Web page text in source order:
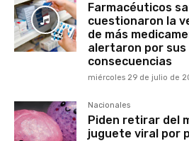
Farmacéuticos
cuestionaron la
de más
alertaron por sus
consecuencias
miércoles 29 de julio de
Nacionales
Piden retirar del
juguete viral por